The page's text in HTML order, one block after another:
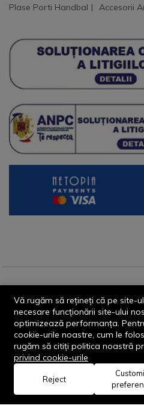
Plase Porti Handbal
Accesorii
© 2013-2026 - Dornik Total
Reg.Com. J13/1996/2013, Str.
Rămâi conectat:
Acasă Categorie
Vă rugăm să rețineți că pe site-
necesare funcționării site-ului
optimizează performanța.
cookie-urile noastre, cum le
rugăm să citiți politica noastră
privind cookie-urile
Reject